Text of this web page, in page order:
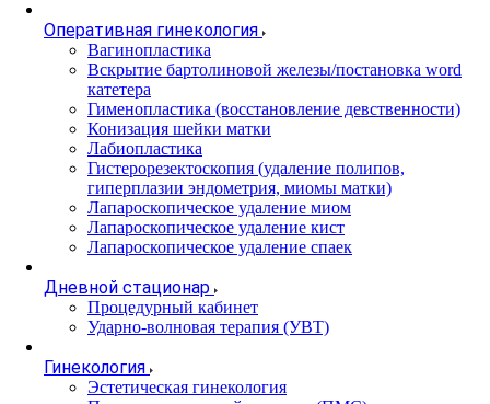
Оперативная гинекология
Вагинопластика
Вскрытие бартолиновой железы/постановка word
катетера
Гименопластика (восстановление девственности)
Конизация шейки матки
Лабиопластика
Гистерорезектоскопия (удаление полипов,
гиперплазии эндометрия, миомы матки)
Лапароскопическое удаление миом
Лапароскопическое удаление кист
Лапароскопическое удаление спаек
Дневной стационар
Процедурный кабинет
Ударно-волновая терапия (УВТ)
Гинекология
Эстетическая гинекология